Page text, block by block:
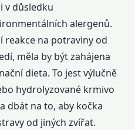
v důsledku
alergenů.
reakce na potraviny od
měla by být zahájena
dieta. To jest výlučně
hydrolyzované krmivo
dbát na to, aby kočka
od jiných zvířat.